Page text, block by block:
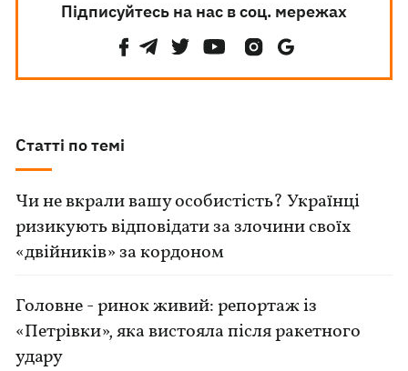
Підписуйтесь на нас в соц. мережах
Статті по темі
Чи не вкрали вашу особистість? Українці
ризикують відповідати за злочини своїх
«двійників» за кордоном
Головне - ринок живий: репортаж із
«Петрівки», яка вистояла після ракетного
удару